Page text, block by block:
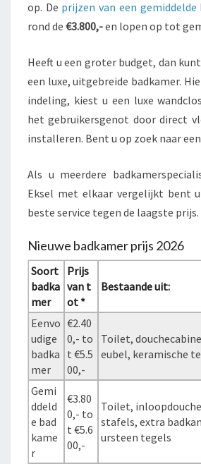
op. De prijzen van een gemiddelde
rond de €3.800,-en lopen op tot
Heeft u een groter budget, dan
een luxe, uitgebreide badkamer.
indeling, kiest u een luxe
het gebruikersgenot door direct
installeren. Bent u op zoek naar
Als u meerdere
Eksel met elkaar vergelijkt bent u
beste service tegen de laagste prijs.
Nieuwe badkamer prijs 2026
Soort
badka
mer
Prijs
van t
ot *
Bestaande uit:
Eenvo
udige
badka
mer
€2.40
0,- to
t €5.5
00,-
Toilet,
eubel, keramische
Gemi
ddeld
e bad
kame
r
€3.80
0,- to
t €5.6
00,-
Toilet,
stafels, extra
ursteen tegels